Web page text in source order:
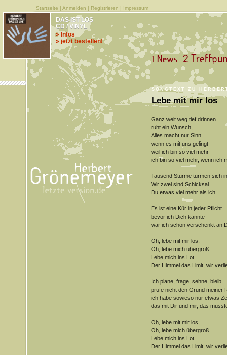
Startseite | Anmelden | Registrieren | Impressum
SONGTEXT ZU
Lebe mit mir los
DAS IST LOS
CD / VINYL
» Infos
» jetzt bestellen!
Ganz weit weg tief drinnen
ruht ein Wunsch,
Alles macht nur Sinn
wenn es mit uns gelingt
weil ich bin so viel mehr
ich bin so viel mehr, wenn ich
Tausend Stürme türmen sich
Wir zwei sind Schicksal
Du etwas viel mehr als ich
Es ist eine Kür in jeder Pflicht
bevor ich Dich kannte
war ich schon verschenkt an
Oh, lebe mit mir los,
Oh, lebe mich übergroß
Lebe mich ins Lot
Der Himmel das Limit, wir
Ich plane, frage, sehne, bleib
prüfe nicht den Grund meiner
ich habe sowieso nur etwas
das mit Dir und mir, das
Oh, lebe mit mir los,
Oh, lebe mich übergroß
Lebe mich ins Lot
Der Himmel das Limit, wir